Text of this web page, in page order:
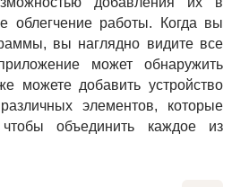
облегчение работы. Когда вы
вы наглядно видите все
может обнаружить
можете добавить устройство
элементов, которые
объединить каждое из